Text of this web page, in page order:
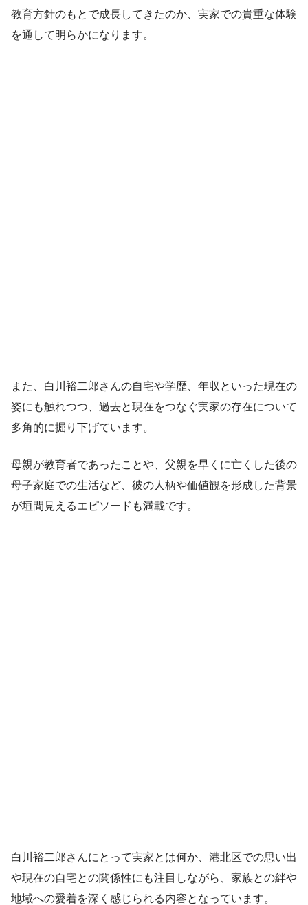
教育方針のもとで成長してきたのか、実家での貴重な体験
を通して明らかになります。
また、白川裕二郎さんの自宅や学歴、年収といった現在の
姿にも触れつつ、過去と現在をつなぐ実家の存在について
多角的に掘り下げています。
母親が教育者であったことや、父親を早くに亡くした後の
母子家庭での生活など、彼の人柄や価値観を形成した背景
が垣間見えるエピソードも満載です。
白川裕二郎さんにとって実家とは何か、港北区での思い出
や現在の自宅との関係性にも注目しながら、家族との絆や
地域への愛着を深く感じられる内容となっています。